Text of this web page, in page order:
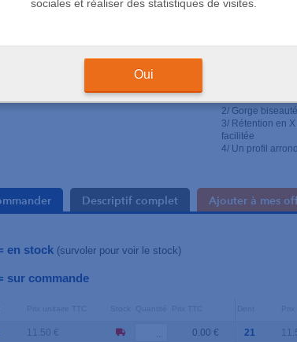
sociales et réaliser des statistiques de visites.
Oui
US
Voir toutes les
1/ Clip de
2/ Gorge
3/ Rétention en
facilitée
4/ Un profil
Descriptif complet Ajouter à mes
en stock (survoler pour voir le stock)
sur commande
11.50 € 0.00 € 21